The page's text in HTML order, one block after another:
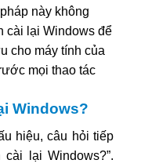
này không
cài lại Windows để
cho máy tính của
mọi thao tác
Windows?
hiệu, câu hỏi tiếp
lại Windows?”.